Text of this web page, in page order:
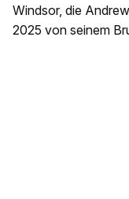
Windsor, die
2025 von seinem